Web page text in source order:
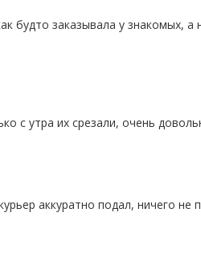
будто заказывала у знакомых, а
с утра их срезали, очень
аккуратно подал, ничего не